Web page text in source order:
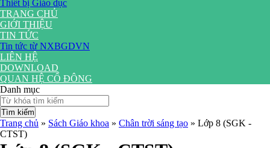
Thiết bị Giáo dục
TRANG CHỦ
GIỚI THIỆU
TIN TỨC
Tin tức từ NXBGDVN
LIÊN HỆ
DOWNLOAD
QUAN HỆ CỔ ĐÔNG
Danh mục
Tìm kiếm
Trang chủ » Sách Giáo khoa » Chân trời sáng tạo » Lớp 8 (SGK -
CTST)